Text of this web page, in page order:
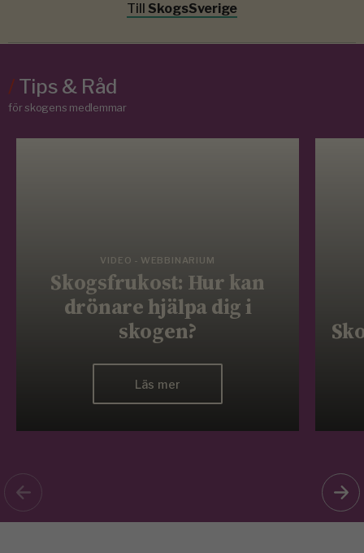
Till SkogsSverige
/Tips & Råd
för skogens medlemmar
VIDEO - WEBBINARIUM
Skogsfrukost: Hur kan
drönare hjälpa dig i
skogen?
Läs mer